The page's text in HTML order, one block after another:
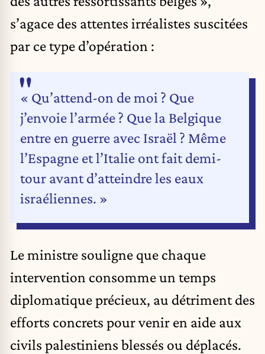
s’agace des attentes irréalistes suscitées
par ce type d’opération :
« Qu’attend-on de moi ? Que
j’envoie l’armée ? Que la Belgique
entre en guerre avec Israël ? Même
l’Espagne et l’Italie ont fait demi-
tour avant d’atteindre les eaux
israéliennes. »
Le ministre souligne que chaque
intervention consomme un temps
diplomatique précieux, au détriment des
efforts concrets pour venir en aide aux
civils palestiniens blessés ou déplacés.